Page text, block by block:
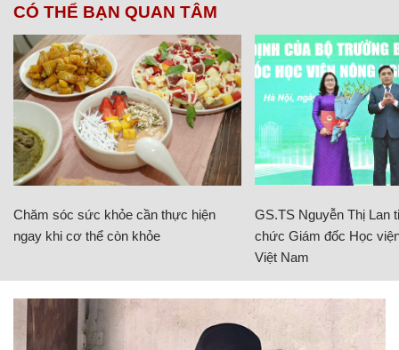
CÓ THỂ BẠN QUAN TÂM
Chăm sóc sức khỏe cần thực hiện
ngay khi cơ thể còn khỏe
GS.TS Nguyễn Thị Lan
chức Giám đốc Học
Việt Nam